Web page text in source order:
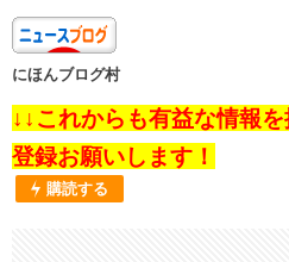
にほんブログ村
↓↓これからも有益な情報
登録お願いします！
購読する